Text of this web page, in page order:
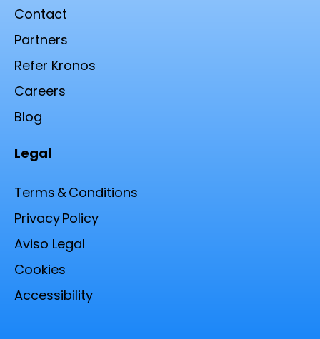
Contact
Partners
Refer Kronos
Careers
Blog
Legal
Terms & Conditions
Privacy Policy
Aviso Legal
Cookies
Accessibility